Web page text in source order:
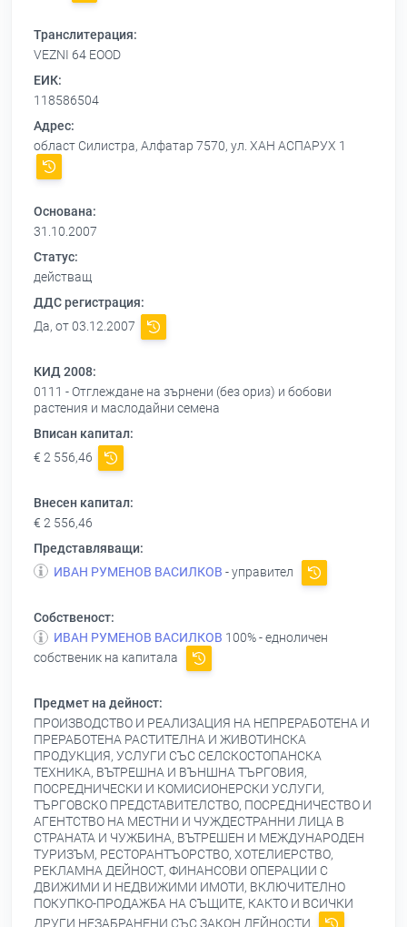
Транслитерация:
VEZNI 64 EOOD
ЕИК:
118586504
Адрес:
област Силистра, Алфатар 7570, ул. ХАН АСПАРУХ 1
Основана:
31.10.2007
Статус:
действащ
ДДС регистрация:
Да, от 03.12.2007
КИД 2008:
0111 - Отглеждане на зърнени (без ориз) и бобови
растения и маслодайни семена
Вписан капитал:
€ 2 556,46
Внесен капитал:
€ 2 556,46
Представляващи:
ИВАН РУМЕНОВ ВАСИЛКОВ - управител
Собственост:
ИВАН РУМЕНОВ ВАСИЛКОВ 100% - едноличен
собственик на капитала
Предмет на дейност:
ПРОИЗВОДСТВО И РЕАЛИЗАЦИЯ НА НЕПРЕРАБОТЕНА И
ПРЕРАБОТЕНА РАСТИТЕЛНА И ЖИВОТИНСКА
ПРОДУКЦИЯ, УСЛУГИ СЪС СЕЛСКОСТОПАНСКА
ТЕХНИКА, ВЪТРЕШНА И ВЪНШНА ТЪРГОВИЯ,
ПОСРЕДНИЧЕСКИ И КОМИСИОНЕРСКИ УСЛУГИ,
ТЪРГОВСКО ПРЕДСТАВИТЕЛСТВО, ПОСРЕДНИЧЕСТВО И
АГЕНТСТВО НА МЕСТНИ И ЧУЖДЕСТРАННИ ЛИЦА В
СТРАНАТА И ЧУЖБИНА, ВЪТРЕШЕН И МЕЖДУНАРОДЕН
ТУРИЗЪМ, РЕСТОРАНТЪОРСТВО, ХОТЕЛИЕРСТВО,
РЕКЛАМНА ДЕЙНОСТ, ФИНАНСОВИ ОПЕРАЦИИ С
ДВИЖИМИ И НЕДВИЖИМИ ИМОТИ, ВКЛЮЧИТЕЛНО
ПОКУПКО-ПРОДАЖБА НА СЪЩИТЕ, КАКТО И ВСИЧКИ
ДРУГИ НЕЗАБРАНЕНИ СЪС ЗАКОН ДЕЙНОСТИ.